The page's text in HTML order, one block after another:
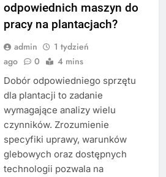
odpowiednich maszyn do
pracy na plantacjach?
admin
1 tydzień
ago
0 4 mins
Dobór odpowiedniego sprzętu
dla plantacji to zadanie
wymagające analizy wielu
czynników. Zrozumienie
specyfiki uprawy, warunków
glebowych oraz dostępnych
technologii pozwala na